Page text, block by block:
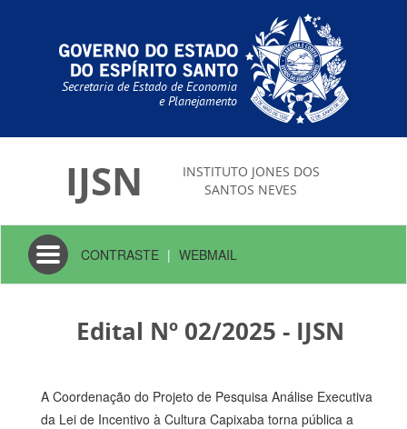
Secretaria de Estado de Economia
e Planejamento
IJSN
INSTITUTO JONES DOS
SANTOS NEVES
Toggle
navigation
CONTRASTE | WEBMAIL
Edital Nº 02/2025 - IJSN
A Coordenação do Projeto de Pesquisa Análise Executiva
da Lei de Incentivo à Cultura Capixaba torna pública a